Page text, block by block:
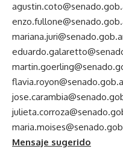
Mensaje sugerido